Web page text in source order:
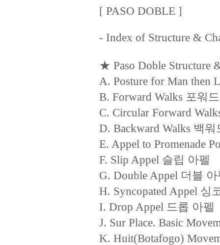
[ PASO DOBLE ]
- Index of Structure &
★ Paso Doble Structure
A. Posture for Man then
B. Forward Walks 포워
C. Circular Forward
D. Backward Walks 백워
E. Appel to Promenade
F. Slip Appel 슬립 아펠
G. Double Appel 더블
H. Syncopated Appel 싱
I. Drop Appel 드롭 아펠
J. Sur Place. Basic
K. Huit(Botafogo)